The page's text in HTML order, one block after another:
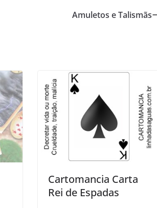
Amuletos e Talismãs
Cartomancia Carta
Rei de Espadas